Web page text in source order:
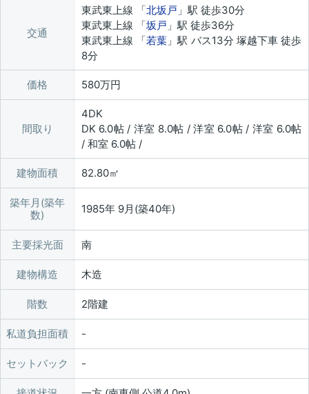
交通
東武東上線 「北坂戸 」駅 徒歩30分
東武東上線 「坂戸 」駅 徒歩36分
東武東上線 「若葉 」駅 バス13分 塚越下車 徒歩
8分
価格 580万円
間取り
4DK
DK 6.0帖 / 洋室 8.0帖 / 洋室 6.0帖 / 洋室 6.0帖
/ 和室 6.0帖 /
建物面積 82.80㎡
築年月(築年
数)
1985年 9月(築40年)
主要採光面 南
建物構造 木造
階数 2階建
私道負担面積
セットバック